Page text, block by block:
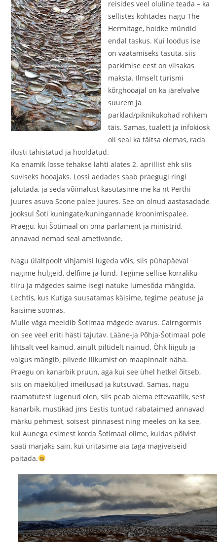
reisides veel oluline teada – ka
sellistes kohtades nagu The
Hermitage, hoidke mündid
endal taskus. Kui loodus ise
on vaatamiseks tasuta, siis
parkimise eest on viisakas
maksta. Ilmselt turismi
kõrghooajal on ka järelvalve
suurem ja
parklad/piknikukohad rohkem
täis. Samas, tualett ja infokiosk
oli seal ka täitsa olemas, rada
ilusti tähistatud ja hooldatud.
Ka enamik losse tehakse lahti alates 2. aprillist ehk siis
suviseks hooajaks. Lossi aedades saab praegugi ringi
jalutada, ja seda võimalust kasutasime me ka nt Perthi
juures asuva Scone palee juures. See on olnud aastasadade
jooksul Šoti kuningate/kuningannade kroonimispalee.
Praegu, kui Šotimaal on oma parlament ja ministrid,
annavad nemad seal ametivande.
Nagu ülaltpoolt vihjamisi lugeda võis, siis pühapäeval
nägime hülgeid, delfiine ja lund. Tegime sellise korraliku
tiiru ja mägedes saime isegi natuke lumesõda mängida.
Lechtis, kus Kutiga suusatamas käisime, tegime peatuse ja
käisime söömas.
Mulle väga meeldib Šotimaa mägede avarus. Cairngormis
on see veel eriti hästi tajutav. Lääne-ja Põhja-Šotimaal pole
lihtsalt veel käinud, ainult piltidelt näinud. Õhk liigub ja
valgus mängib, pilvede liikumist on maapinnalt näha.
Praegu on kanarbik pruun, aga kui see ühel hetkel õitseb,
siis on mäeküljed imeilusad ja kutsuvad. Samas, nagu
raamatutest lugenud olen, siis peab olema ettevaatlik, sest
kanarbik, mustikad jms Eestis tuntud rabataimed annavad
märku pehmest, soisest pinnasest ning meeles on ka see,
kui Aunega esimest korda Šotimaal olime, kuidas põlvist
saati märjaks sain, kui üritasime aia taga mägiveiseid
paitada.